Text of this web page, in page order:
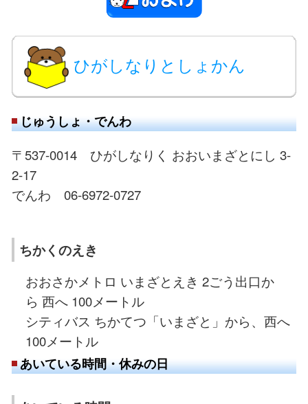
ひがしなりとしょかん
じゅうしょ・でんわ
〒537-0014 ひがしなりく おおいまざとにし 3-
2-17
でんわ 06-6972-0727
ちかくのえき
おおさかメトロ いまざとえき 2ごう出口か
ら 西へ 100メートル
シティバス ちかてつ「いまざと」から、西へ
100メートル
あいている時間・休みの日